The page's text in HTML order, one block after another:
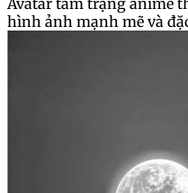
Avatar tâm trạng anime
hình ảnh mạnh mẽ và